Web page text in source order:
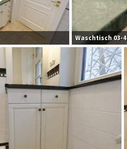
Waschtisch 03-4